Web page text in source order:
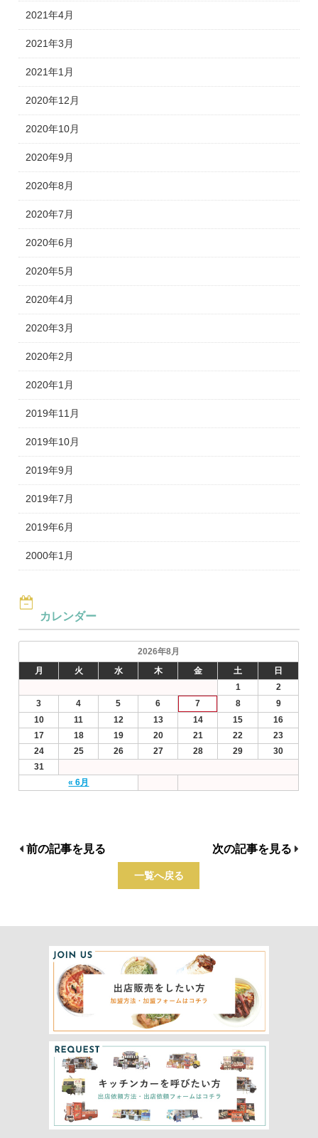
2021年4月
2021年3月
2021年1月
2020年12月
2020年10月
2020年9月
2020年8月
2020年7月
2020年6月
2020年5月
2020年4月
2020年3月
2020年2月
2020年1月
2019年11月
2019年10月
2019年9月
2019年7月
2019年6月
2000年1月
カレンダー
2026年8月
月
火 水 木 金 土 日
« 6月
1
2
3
4 5 6 7 8
9
10
11 12 13 14 15
16
17
18 19 20 21 22
23
24
25 26 27 28 29
30
31
前の記事を見る
一覧へ戻る
次の記事を見る